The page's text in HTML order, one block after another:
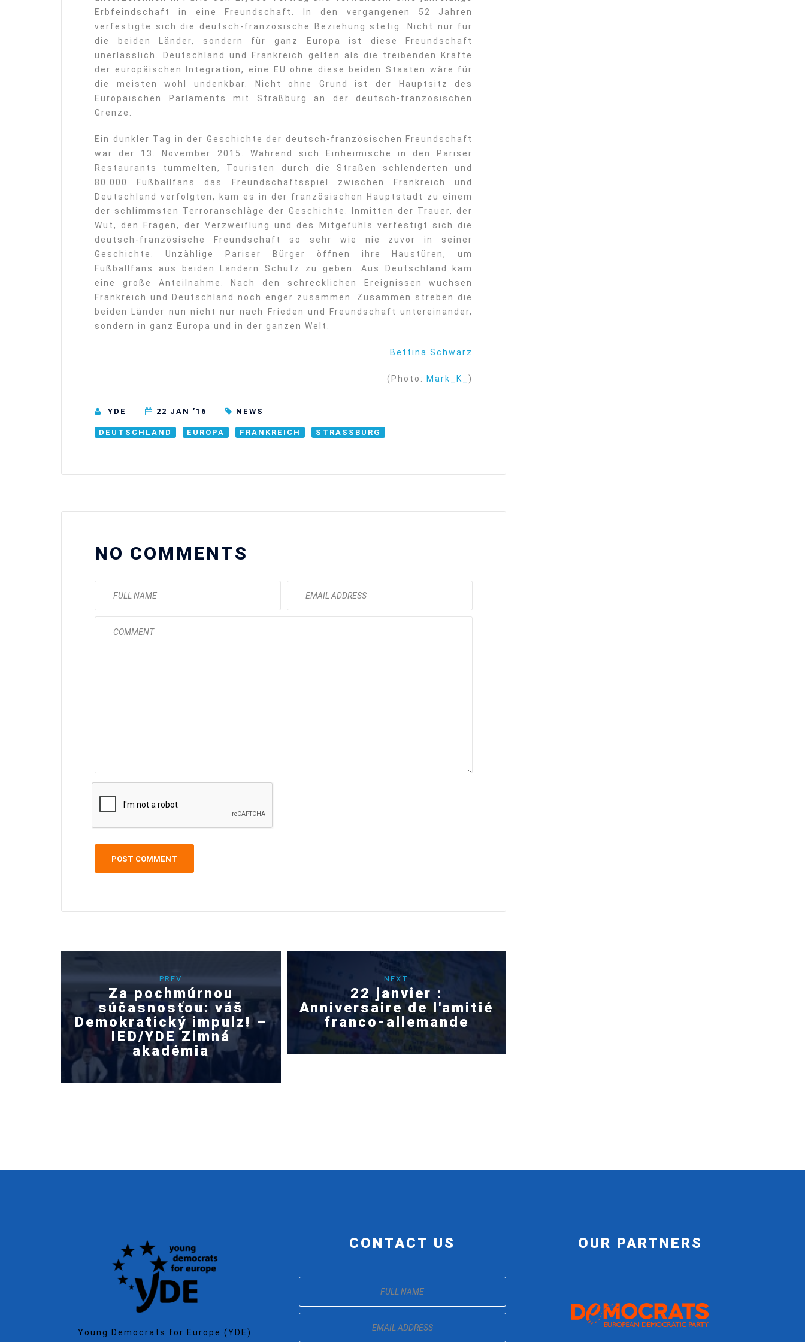
Erbfeindschaft in eine Freundschaft. In den vergangenen 52 Jahren
verfestigte sich die deutsch-französische Beziehung stetig. Nicht nur für
die beiden Länder, sondern für ganz Europa ist diese Freundschaft
unerlässlich. Deutschland und Frankreich gelten als die treibenden Kräfte
der europäischen Integration, eine EU ohne diese beiden Staaten wäre für
die meisten wohl undenkbar. Nicht ohne Grund ist der Hauptsitz des
Europäischen Parlaments mit Straßburg an der deutsch-französischen
Grenze.
Ein dunkler Tag in der Geschichte der deutsch-französischen Freundschaft
war der 13. November 2015. Während sich Einheimische in den Pariser
Restaurants tummelten, Touristen durch die Straßen schlenderten und
80.000 Fußballfans das Freundschaftsspiel zwischen Frankreich und
Deutschland verfolgten, kam es in der französischen Hauptstadt zu einem
der schlimmsten Terroranschläge der Geschichte. Inmitten der Trauer, der
Wut, den Fragen, der Verzweiflung und des Mitgefühls verfestigt sich die
deutsch-französische Freundschaft so sehr wie nie zuvor in seiner
Geschichte. Unzählige Pariser Bürger öffnen ihre Haustüren, um
Fußballfans aus beiden Ländern Schutz zu geben. Aus Deutschland kam
eine große Anteilnahme. Nach den schrecklichen Ereignissen wuchsen
Frankreich und Deutschland noch enger zusammen. Zusammen streben die
beiden Länder nun nicht nur nach Frieden und Freundschaft untereinander,
sondern in ganz Europa und in der ganzen Welt.
Bettina Schwarz
(Photo: Mark_K_ )
YDE 22 JAN ’16 NEWS
DEUTSCHLAND EUROPA FRANKREICH STRASSBURG
NO COMMENTS
PREV
Za pochmúrnou
súčasnosťou: váš
Demokratický impulz! –
IED/YDE Zimná
akadémia
NEXT
22 janvier :
Anniversaire de l'amitié
franco-allemande
Young Democrats for Europe (YDE)
CONTACT US OUR PARTNERS